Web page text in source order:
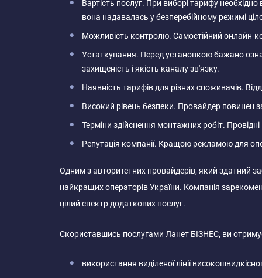
Вартість послуг. При виборі тарифу
вона надавалась у безперебійному режимі
Можливість контролю. Самостійний онлайн-
Устаткування. Перед установкою бажано
захищеність і якість каналу зв'язку.
Наявність тарифів для різних споживачів.
Високий рівень безпеки. Провайдер повинен
Терміни здійснення монтажних робіт.
Репутація компанії. Кращою рекламою для
Одним з авторитетних провайдерів, який здатний
найкращих операторів України. Компанія
цілий спектр додаткових послуг.
Скориставшись послугами Ланет БІЗНЕС, ви
використання виділеної лінії